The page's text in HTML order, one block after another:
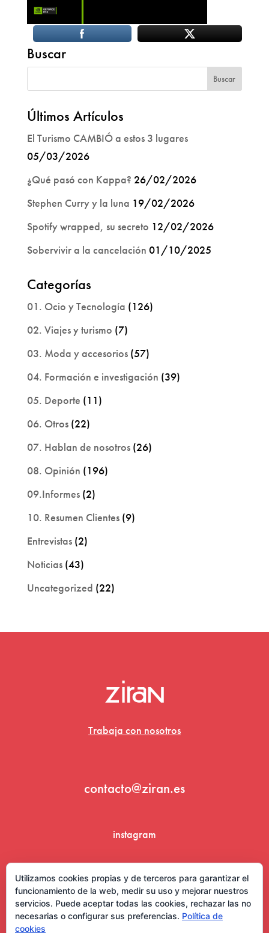
Buscar
Últimos Artículos
El Turismo CAMBIÓ a estos 3 lugares
05/03/2026
¿Qué pasó con Kappa? 26/02/2026
Stephen Curry y la luna 19/02/2026
Spotify wrapped, su secreto 12/02/2026
Sobervivir a la cancelación 01/10/2025
Categorías
01. Ocio y Tecnología (126)
02. Viajes y turismo (7)
03. Moda y accesorios(57)
04. Formación e investigación (39)
05. Deporte (11)
06. Otros(22)
07. Hablan de nosotros(26)
08. Opinión (196)
09.Informes(2)
10. Resumen Clientes(9)
Entrevistas(2)
Noticias(43)
Uncategorized (22)
Trabaja con nosotros
contacto@ziran.es
instagram
Utilizamos cookies propias y de terceros para garantizar el
funcionamiento de la web, medir su uso y mejorar nuestros
servicios. Puede aceptar todas las cookies, rechazar las no
necesarias o configurar sus preferencias. Política de
cookies